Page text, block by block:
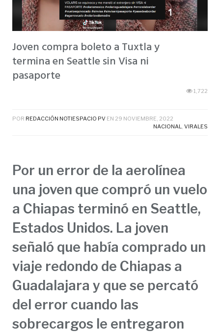
Joven compra boleto a Tuxtla y
termina en Seattle sin Visa ni
pasaporte
1,722
POR REDACCIÓN NOTIESPACIO PV EN 29 NOVIEMBRE, 2022
NACIONAL
VIRALES
Por un error de la aerolínea
una joven que compró un vuelo
a Chiapas terminó en Seattle,
Estados Unidos. La joven
señaló que había comprado un
viaje redondo de Chiapas a
Guadalajara y que se percató
del error cuando las
sobrecargos le entregaron